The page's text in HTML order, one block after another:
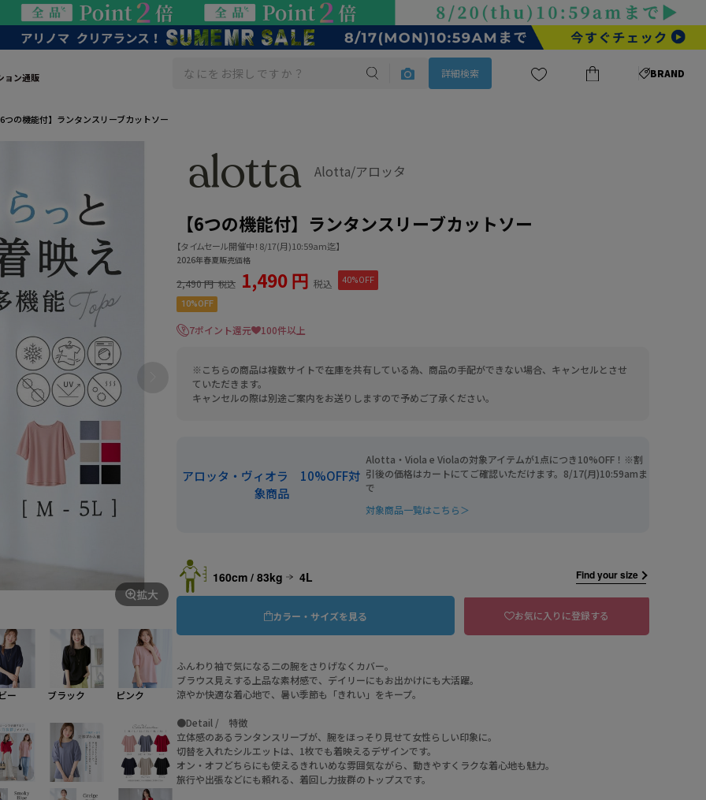
ョン通販 詳細検索 BRAND
つの機能付】ランタンスリーブカットソー
拡大
ー ブラック ピンク
Alotta/アロッタ
【6つの機能付】ランタンスリーブカットソー
【タイムセール開催中！8/17(月)10:59am迄】
2026年春夏販売価格
2,490 円 税込 1,490 円 税込 40%OFF
10%OFF
7ポイント還元 100件以上
※こちらの商品は複数サイトで在庫を共有している為、商品の手配ができない場合、キャンセルとさせ
ていただきます。
キャンセルの際は別途ご案内をお送りしますので予めご了承ください。
アロッタ・ヴィオラ 10%OFF対
象商品
Alotta・Viola e Violaの対象アイテムが1点につき10%OFF！※割
引後の価格はカートにてご確認いただけます。8/17(月)10:59amま
で
対象商品一覧はこちら＞
160cm / 83kg 4L Find your size
カラー・サイズを見る お気に入りに登録する
ふんわり袖で気になる二の腕をさりげなくカバー。
ブラウス見えする上品な素材感で、デイリーにもお出かけにも大活躍。
涼やか快適な着心地で、暑い季節も「きれい」をキープ。
●Detail / 特徴
立体感のあるランタンスリーブが、腕をほっそり見せて女性らしい印象に。
切替を入れたシルエットは、1枚でも着映えるデザインです。
オン・オフどちらにも使えるきれいめな雰囲気ながら、動きやすくラクな着心地も魅力。
旅行や出張などにも頼れる、着回し力抜群のトップスです。